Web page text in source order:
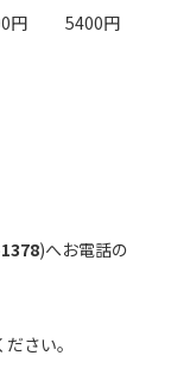
円 5400円
8)へお電話の
さい。